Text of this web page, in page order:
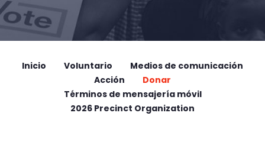
Inicio Voluntario
Medios de comunicación
Acción
Donar
Términos de mensajería móvil
2026 Precinct Organization